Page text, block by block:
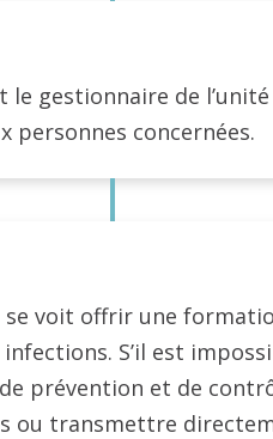
le gestionnaire de
personnes concernées.
voit offrir une
S’il est
prévention et de
ou transmettre